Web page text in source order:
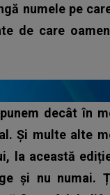
numele pe
de care
decât în
Și multe alte
la această
și nu numai.